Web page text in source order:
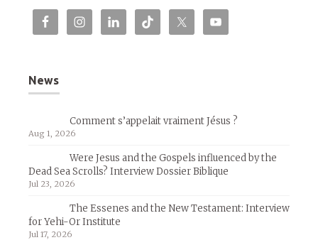
News
Comment s’appelait vraiment Jésus ?
Aug 1, 2026
Were Jesus and the Gospels influenced by the
Dead Sea Scrolls? Interview Dossier Biblique
Jul 23, 2026
The Essenes and the New Testament: Interview
for Yehi-Or Institute
Jul 17, 2026